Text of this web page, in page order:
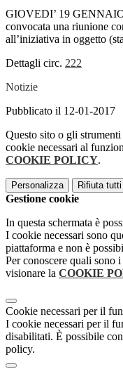
GIOVEDI’ 19
convocata una riunione
all’iniziativa in oggetto
Dettagli circ. 222
Notizie
Pubblicato il 12-01-2017
Questo sito o gli
cookie necessari al
COOKIE POLICY.
Personalizza Rifiuta tutti
Gestione cookie
In questa schermata è
I cookie necessari sono
piattaforma e non è
Per conoscere quali sono
visionare la COOKIE
Cookie necessari per il
I cookie necessari per il
disabilitati. È possibile
policy.